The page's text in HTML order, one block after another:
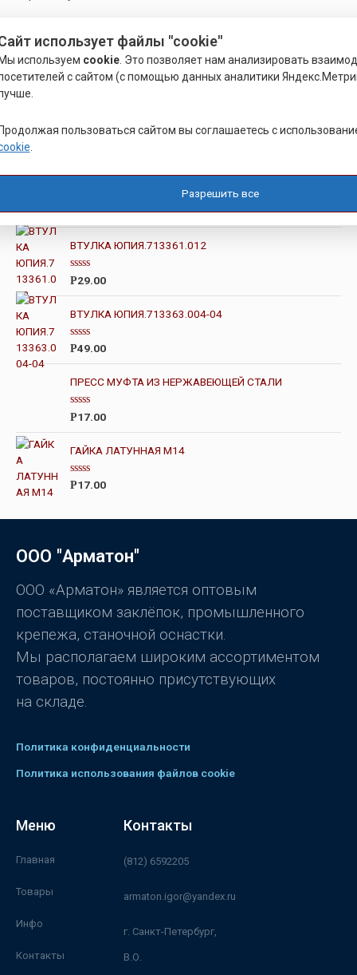
Поиск
ПопулярныеТовары
ГАЙКА ЛАТУННАЯ М10
О
е
н
к
а
и
з
Р2.00
ВТУЛКА ЮПИЯ.713361.012
О
е
н
к
а
и
з
Р29.00
ВТУЛКА ЮПИЯ.713363.004-04
О
е
н
к
а
и
з
Р49.00
ПРЕСС МУФТА ИЗ НЕРЖАВЕЮЩЕЙ СТАЛИ
О
е
н
к
а
и
Р17.00
ГАЙКА ЛАТУННАЯ М14
О
и
з
Р17.00
ООО "Арматон"
ООО «Арматон» является оптовым
поставщиком заклёпок, промышленного
крепежа, станочной оснастки.
Мы располагаем широким ассортиментом
товаров, постоянно присутствующих
на складе.
Политика конфиденциальности
Политика использования файлов cookie
Меню
Главная
Товары
Инфо
Контакты
Контакты
(812) 6592205
armaton.igor@yandex.ru
г. Санкт-Петербург,
В.О.
использует файлы "cookie"
используем cookie. Это позволяет нам анализировать
с сайтом (с помощью данных аналитики
пользоваться сайтом вы соглашаетесь с
Разрешить все